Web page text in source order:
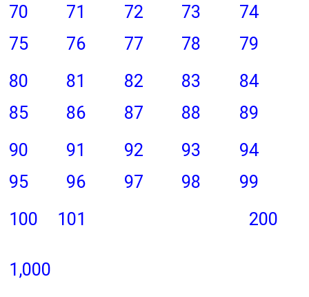
70
71 72 73
74
75
76 77 78
79
80
81 82 83
84
85
86 87 88
89
90
91 92 93
94
95
96 97 98
99
100
101 200
1,000